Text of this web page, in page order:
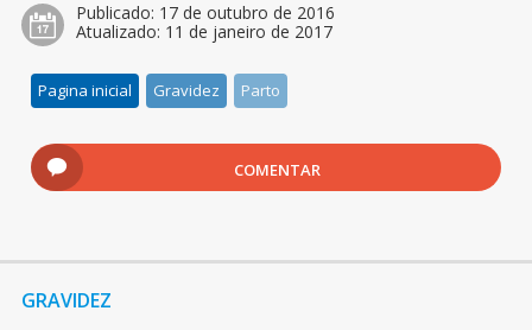
Publicado: 17 de outubro de 2016
Atualizado: 11 de janeiro de 2017
Pagina inicial Gravidez Parto
COMENTAR
GRAVIDEZ